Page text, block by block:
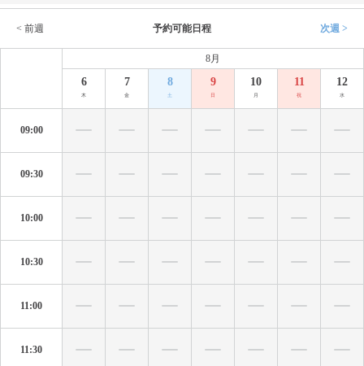
< 前週 予約可能日程 次週 >
8月
6
木
7
金
8
土
9
日
10
月
11
祝
12
水
09:00
09:30
10:00
10:30
11:00
11:30